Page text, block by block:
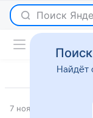
Поиск
7 ноября 2018
Найдёт